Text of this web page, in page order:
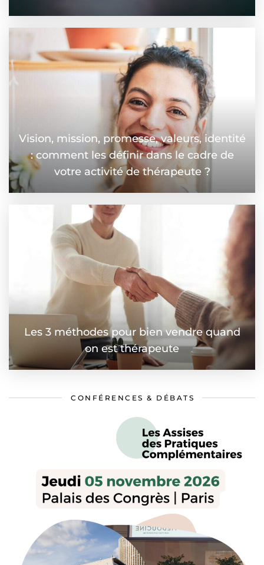
Vision, mission, promesse, valeurs, identité
: comment les définir dans le cadre de
votre activité de thérapeute ?
Les 3 méthodes pour bien vendre quand
on est thérapeute
CONFÉRENCES & DÉBATS